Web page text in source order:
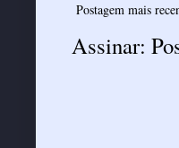
Postagem mais
Assinar: